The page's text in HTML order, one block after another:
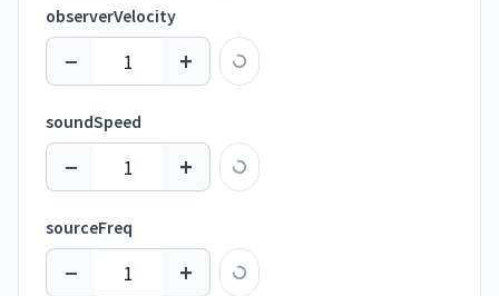
observerVelocity
− +
soundSpeed
− +
sourceFreq
− +